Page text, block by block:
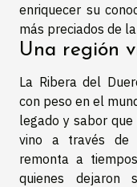
enriquecer su
más preciados de
Una región
La Ribera del
con peso en el
legado y sabor
vino a través de
remonta a
quienes dejaron